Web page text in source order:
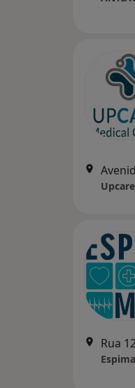
Rua